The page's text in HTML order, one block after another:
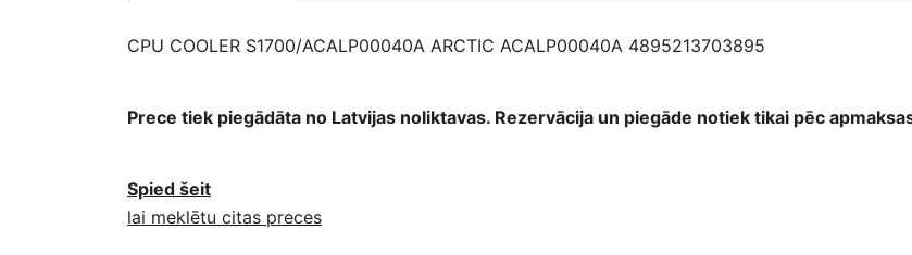
CPU COOLER S1700/ACALP00040A ARCTIC ACALP00040A 4895213703895
Prece tiek piegādāta no Latvijas noliktavas. Rezervācija un piegāde notiek tikai pēc
Spied šeit
lai meklētu citas preces